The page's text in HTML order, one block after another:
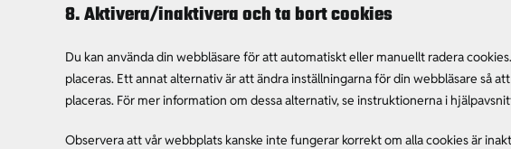
8. Aktivera/inaktivera och ta bort cookies
Du kan använda din webbläsare för att automatiskt eller manuellt radera
placeras. Ett annat alternativ är att ändra inställningarna för din webbläsare så
placeras. För mer information om dessa alternativ, se instruktionerna i
Observera att vår webbplats kanske inte fungerar korrekt om alla cookies är